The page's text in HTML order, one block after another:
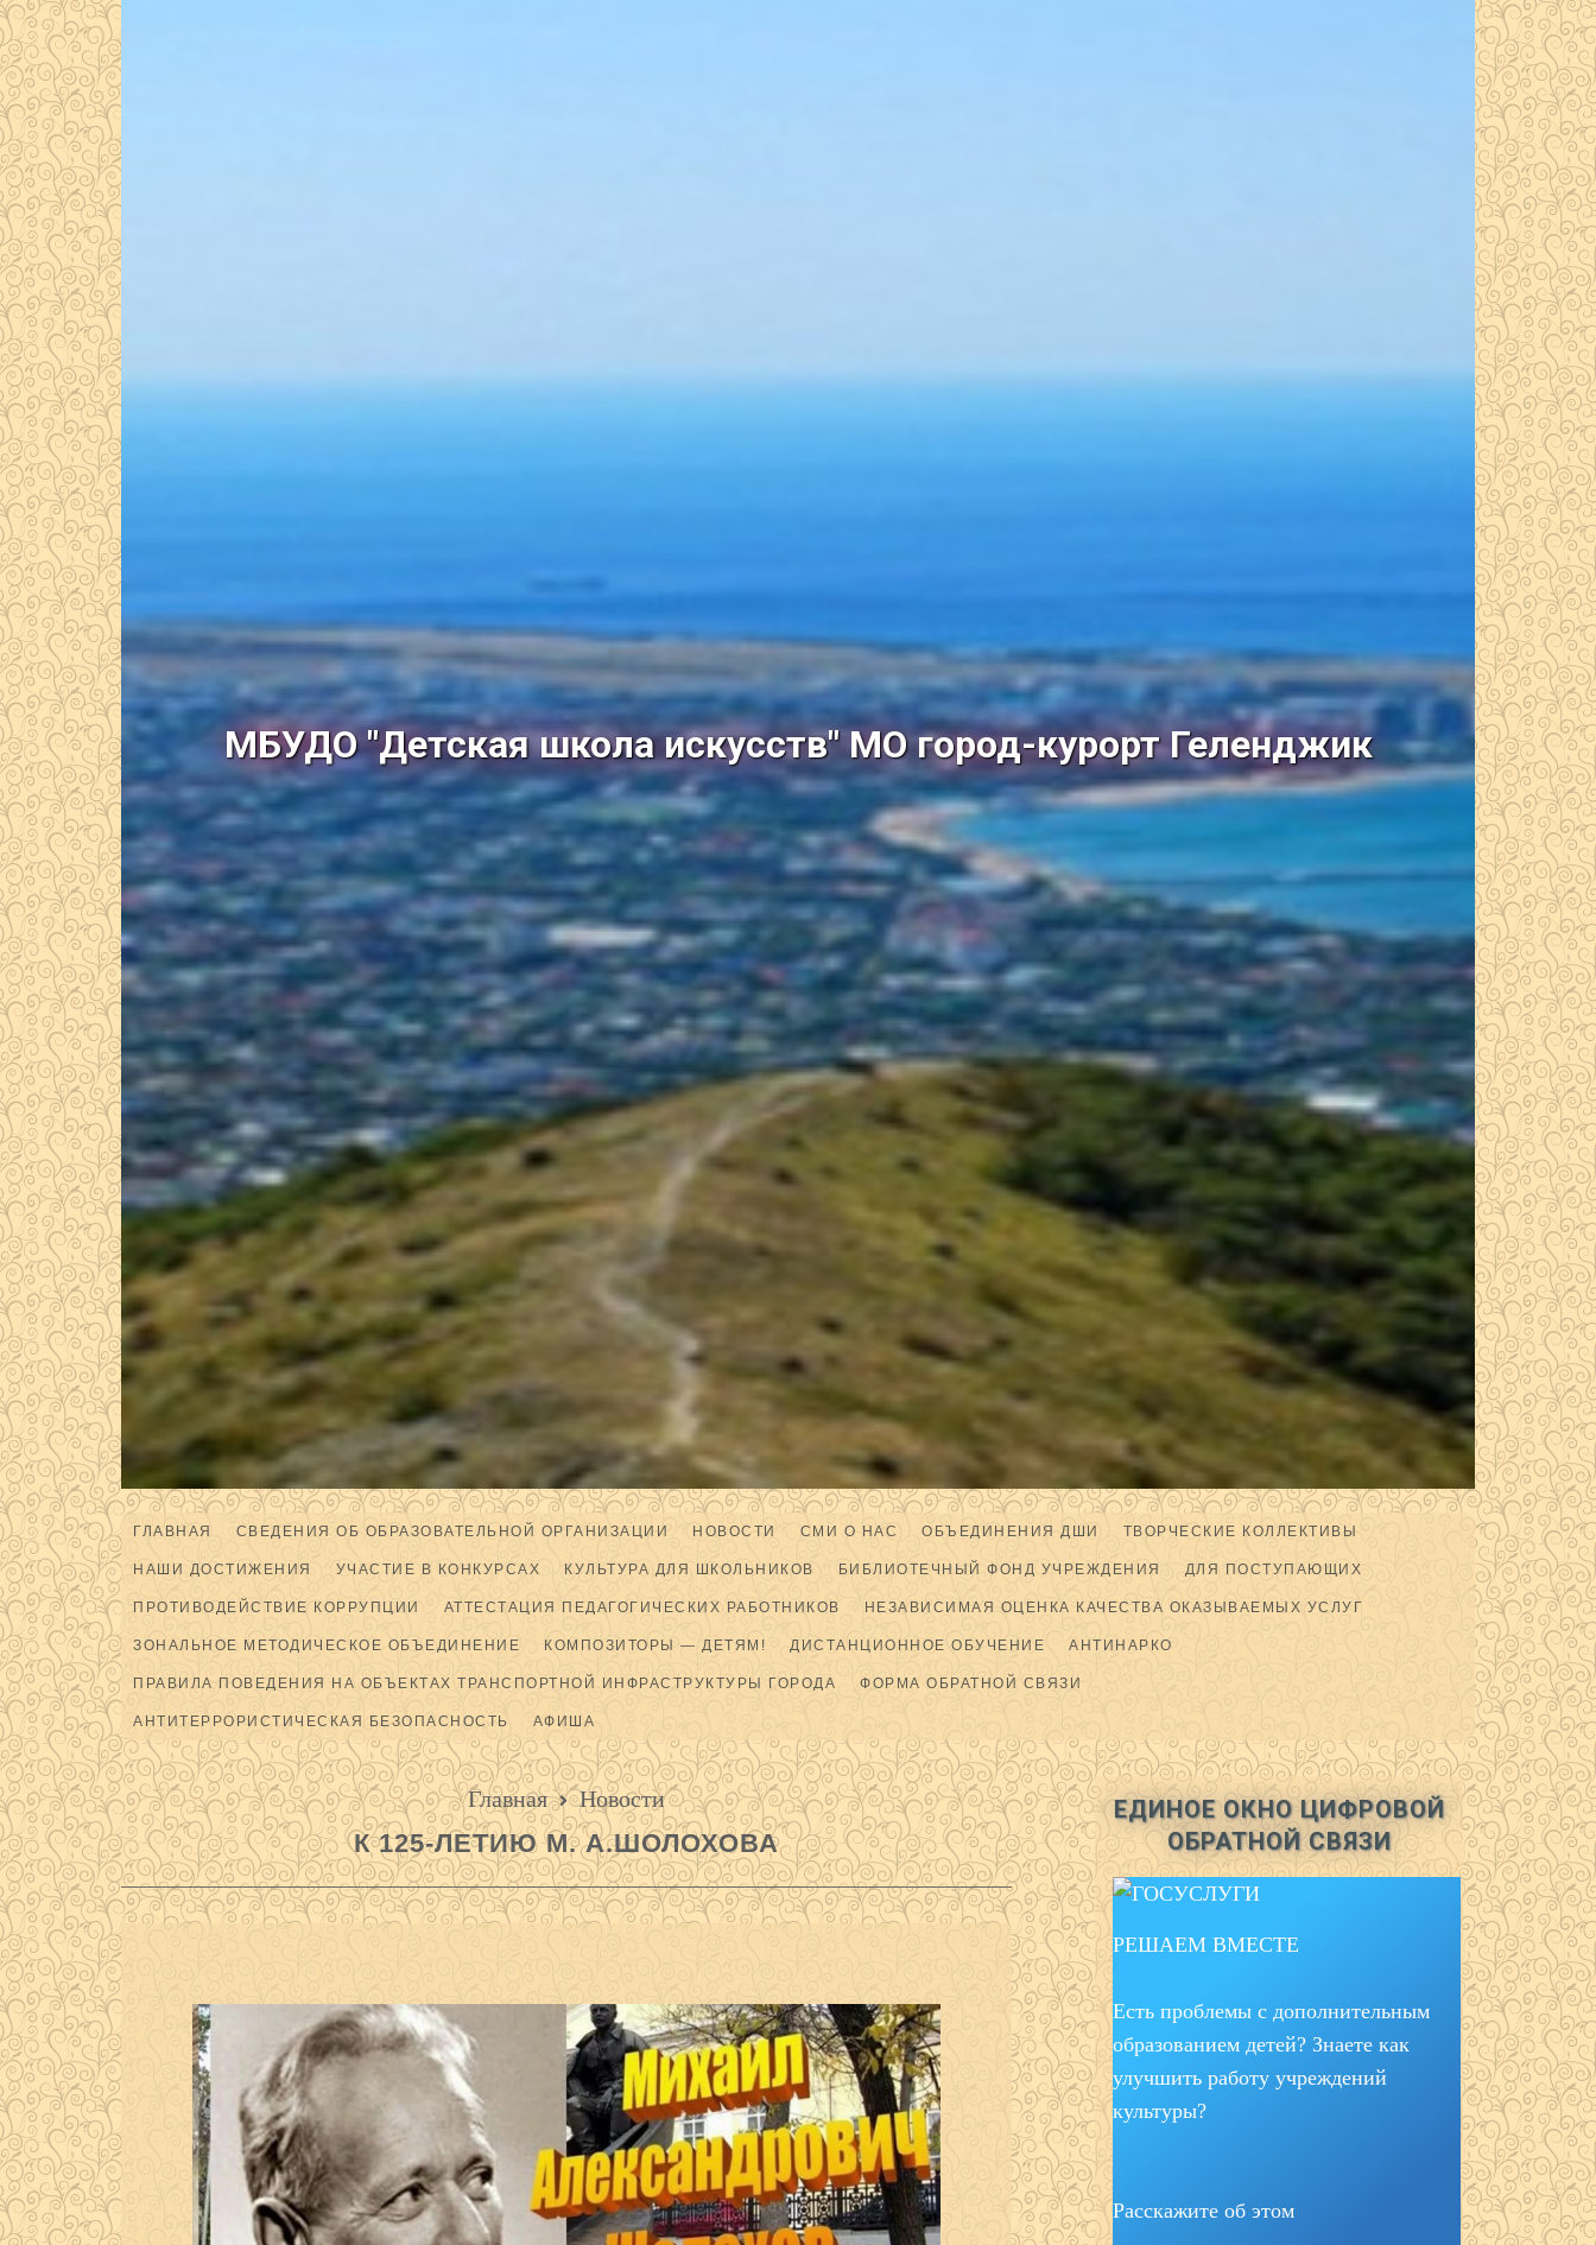
МБУДО "Детская школа искусств" МО город-курорт Геленджик
ГЛАВНАЯ СВЕДЕНИЯ ОБ ОБРАЗОВАТЕЛЬНОЙ ОРГАНИЗАЦИИ НОВОСТИ СМИ О НАС ОБЪЕДИНЕНИЯ ДШИ ТВОРЧЕСКИЕ КОЛЛЕКТИВЫ
НАШИ ДОСТИЖЕНИЯ УЧАСТИЕ В КОНКУРСАХ КУЛЬТУРА ДЛЯ ШКОЛЬНИКОВ БИБЛИОТЕЧНЫЙ ФОНД УЧРЕЖДЕНИЯ ДЛЯ ПОСТУПАЮЩИХ
ПРОТИВОДЕЙСТВИЕ КОРРУПЦИИ АТТЕСТАЦИЯ ПЕДАГОГИЧЕСКИХ РАБОТНИКОВ НЕЗАВИСИМАЯ ОЦЕНКА КАЧЕСТВА ОКАЗЫВАЕМЫХ УСЛУГ
ЗОНАЛЬНОЕ МЕТОДИЧЕСКОЕ ОБЪЕДИНЕНИЕ КОМПОЗИТОРЫ — ДЕТЯМ! ДИСТАНЦИОННОЕ ОБУЧЕНИЕ АНТИНАРКО
ПРАВИЛА ПОВЕДЕНИЯ НА ОБЪЕКТАХ ТРАНСПОРТНОЙ ИНФРАСТРУКТУРЫ ГОРОДА ФОРМА ОБРАТНОЙ СВЯЗИ
АНТИТЕРРОРИСТИЧЕСКАЯ БЕЗОПАСНОСТЬ АФИША
Главная Новости
К 125-ЛЕТИЮ М. А.ШОЛОХОВА
ЕДИНОЕ ОКНО ЦИФРОВОЙ
ОБРАТНОЙ СВЯЗИ
РЕШАЕМ ВМЕСТЕ
Есть проблемы с дополнительным
образованием детей? Знаете как
улучшить работу учреждений
культуры?
Расскажите об этом